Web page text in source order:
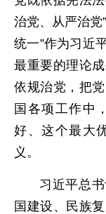
治党、从严治党
统一”作为习近
最重要的理论
依规治党，把
国各项工作中
好、这个最大
义。
习近平总
国建设、民族